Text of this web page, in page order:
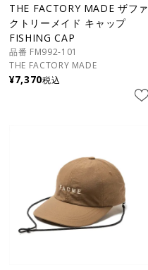
THE FACTORY MADE ザファ
クトリーメイド キャップ
FISHING CAP
品番 FM992-101
THE FACTORY MADE
¥7,370税込